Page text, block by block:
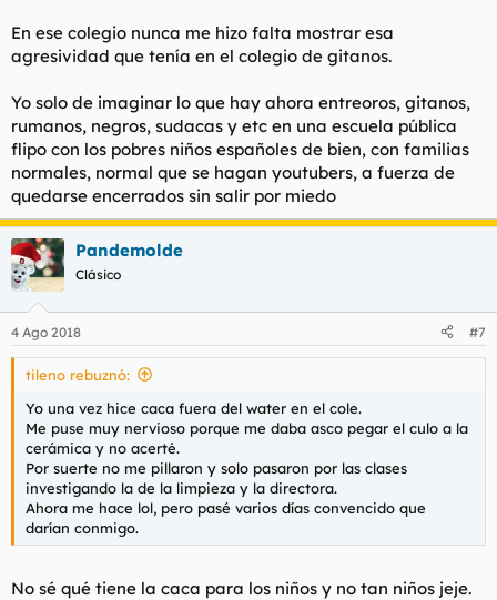
En ese colegio nunca me hizo falta mostrar esa
agresividad que tenía en el colegio de gitanos.
Yo solo de imaginar lo que hay ahora entreoros, gitanos,
rumanos, negros, sudacas y etc en una escuela pública
flipo con los pobres niños españoles de bien, con familias
normales, normal que se hagan youtubers, a fuerza de
quedarse encerrados sin salir por miedo
Pandemolde
Clásico
4 Ago 2018 #7
tileno rebuznó:
Yo una vez hice caca fuera del water en el cole.
Me puse muy nervioso porque me daba asco pegar el culo a la
cerámica y no acerté.
Por suerte no me pillaron y solo pasaron por las clases
investigando la de la limpieza y la directora.
Ahora me hace lol, pero pasé varios días convencido que
darían conmigo.
No sé qué tiene la caca para los niños y no tan niños jeje.